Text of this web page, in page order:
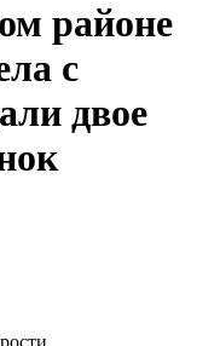
районе
с
двое